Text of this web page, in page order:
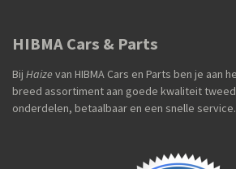
HIBMA Cars & Parts
Bij Haizevan HIBMA Cars en Parts ben je aan
breed assortiment aan goede kwaliteit
onderdelen, betaalbaar en een snelle service.